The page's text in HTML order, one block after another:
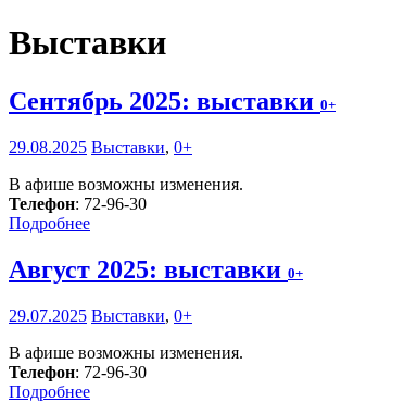
Выставки
Сентябрь 2025: выставки 0+
29.08.2025 Выставки, 0+
В афише возможны изменения.
Телефон: 72-96-30
Подробнее
Август 2025: выставки 0+
29.07.2025 Выставки, 0+
В афише возможны изменения.
Телефон: 72-96-30
Подробнее